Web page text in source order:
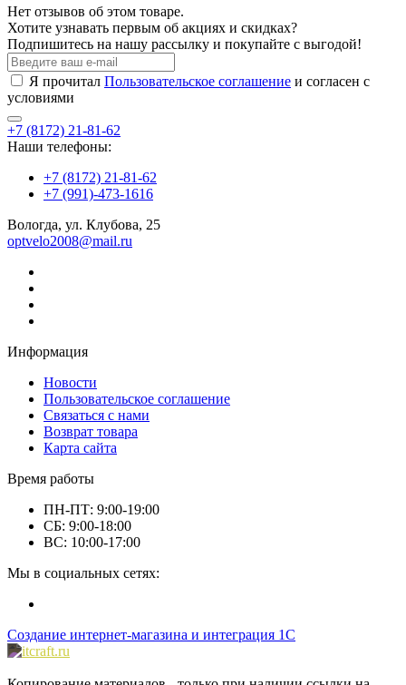
Нет отзывов об этом товаре.
Хотите узнавать первым об акциях и скидках?
Подпишитесь на нашу рассылку и покупайте с выгодой!
Я прочитал Пользовательское соглашение и согласен с
условиями
+7 (8172) 21-81-62
Наши телефоны:
+7 (8172) 21-81-62
+7 (991)-473-1616
Вологда, ул. Клубова, 25
optvelo2008@mail.ru
Информация
Новости
Пользовательское соглашение
Связаться с нами
Возврат товара
Карта сайта
Время работы
ПН-ПТ: 9:00-19:00
СБ: 9:00-18:00
ВС: 10:00-17:00
Мы в социальных сетях:
Создание интернет-магазина и интеграция 1С